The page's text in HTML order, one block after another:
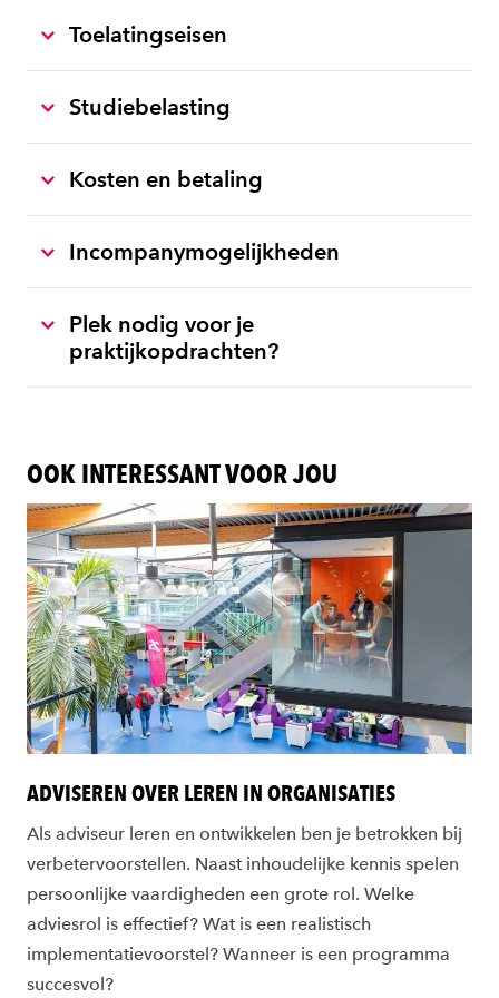
Toelatingseisen
Studiebelasting
Kosten en betaling
Incompanymogelijkheden
Plek nodig voor je
praktijkopdrachten?
OOK INTERESSANT VOOR JOU
ADVISEREN OVER LEREN IN ORGANISATIES
Als adviseur leren en ontwikkelen ben je betrokken bij
verbetervoorstellen. Naast inhoudelijke kennis spelen
persoonlijke vaardigheden een grote rol. Welke
adviesrol is effectief? Wat is een realistisch
implementatievoorstel? Wanneer is een programma
succesvol?